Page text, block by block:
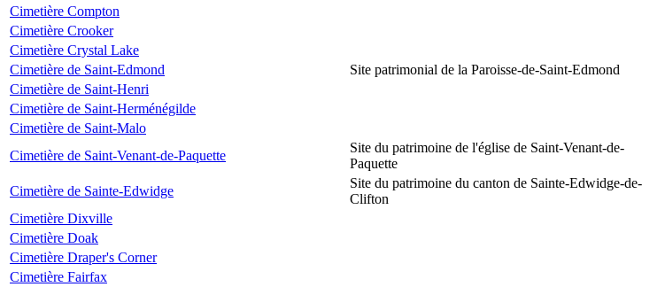
Cimetière Compton
Cimetière Crooker
Cimetière Crystal Lake
Cimetière de Saint-Edmond
Site patrimonial de la Paroisse-de-Saint-Edmond
Cimetière de Saint-Henri
Cimetière de Saint-Herménégilde
Cimetière de Saint-Malo
Cimetière de Saint-Venant-de-Paquette
Site du patrimoine de l'église de Saint-Venant-de-
Paquette
Cimetière de Sainte-Edwidge
Site du patrimoine du canton de Sainte-Edwidge-de-
Clifton
Cimetière Dixville
Cimetière Doak
Cimetière Draper's Corner
Cimetière Fairfax